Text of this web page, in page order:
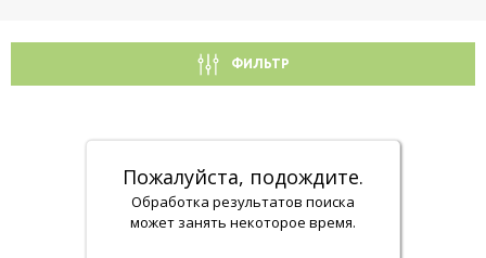
ФИЛЬТР
Пожалуйста, подождите.
Обработка результатов поиска
может занять некоторое время.